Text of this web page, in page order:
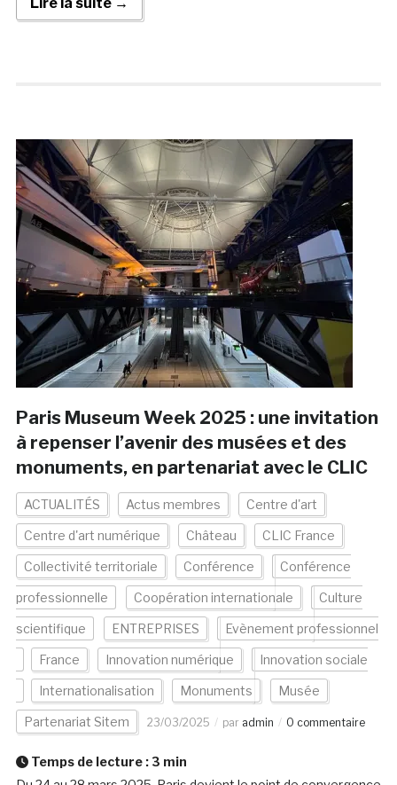
Lire la suite →
Paris Museum Week 2025 : une invitation
à repenser l’avenir des musées et des
monuments, en partenariat avec le CLIC
ACTUALITÉS Actus membres Centre d'art
Centre d'art numérique Château CLIC France
Collectivité territoriale Conférence Conférence
professionnelle Coopération internationale Culture
scientifique ENTREPRISES Evènement professionnel
France Innovation numérique Innovation sociale
Internationalisation Monuments Musée
Partenariat Sitem 23/03/2025 par admin 0 commentaire
Temps de lecture : 3 min